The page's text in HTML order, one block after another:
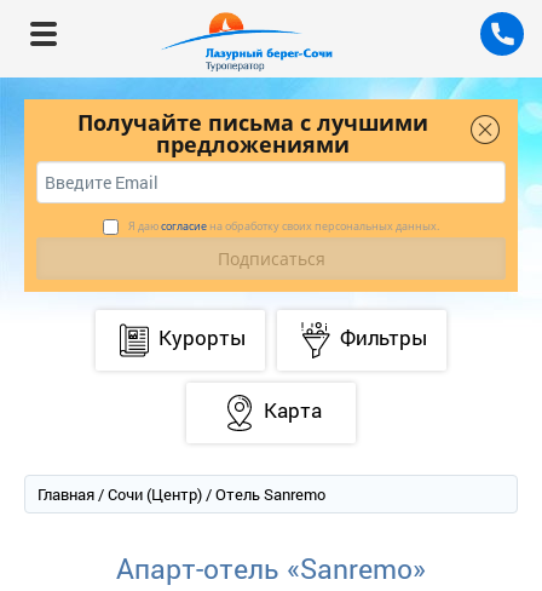
Получайте письма с лучшими
предложениями
Я даюсогласие на обработку своих персональных данных.
Курорты Фильтры
Карта
Главная/Сочи (Центр)/ Отель Sanremo
Апарт-отель «Sanremo»